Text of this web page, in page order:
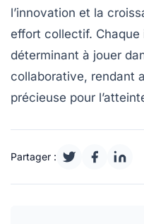
l’innovation et la
effort collectif. Chaque
déterminant à jouer
collaborative, rendant
précieuse pour
Partager :